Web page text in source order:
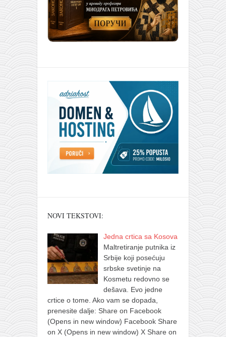
NOVI TEKSTOVI:
Jedna crtica sa Kosova
Maltretiranje putnika iz
Srbije koji posećuju
srbske svetinje na
Kosmetu redovno se
dešava. Evo jedne
crtice o tome. Ako vam se dopada,
prenesite dalje: Share on Facebook
(Opens in new window) Facebook Share
on X (Opens in new window) X Share on